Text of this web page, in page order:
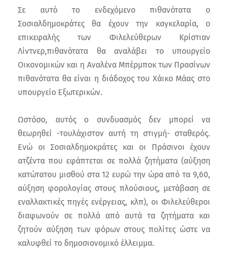
Σε αυτό το ενδεχόμενο πιθανότατα ο
Σοσιαλδημοκράτες θα έχουν την καγκελαρία, ο
επικεφαλής των Φιλελεύθερων Κρίστιαν
Λίντνερ,πιθανότατα θα αναλάβει το υπουργείο
Οικονομικών και η Αναλένα Μπέρμποκ των Πρασίνων
πιθανότατα θα είναι η διάδοχος του Χάικο Μάας στο
υπουργείο Εξωτερικών.
Ωστόσο, αυτός ο συνδυασμός δεν μπορεί να
θεωρηθεί -τουλάχιστον αυτή τη στιγμή- σταθερός.
Ενώ οι Σοσιαλδημοκράτες και οι Πράσινοι έχουν
ατζέντα που εφάπτεται σε πολλά ζητήματα (αύξηση
κατώτατου μισθού στα 12 ευρώ την ώρα από τα 9,60,
αύξηση φορολογίας στους πλούσιους, μετάβαση σε
εναλλακτικές πηγές ενέργειας, κλπ), οι Φιλελεύθεροι
διαφωνούν σε πολλά από αυτά τα ζητήματα και
ζητούν αύξηση των φόρων στους πολίτες ώστε να
καλυφθεί το δημοσιονομικό έλλειμμα.